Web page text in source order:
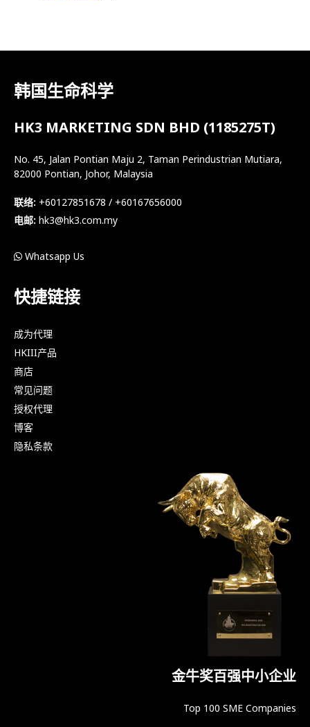
韩国生命科学
HK3 MARKETING SDN BHD (1185275T)
No. 45, Jalan Pontian Maju 2, Taman Perindustrian Mutiara,
82000 Pontian, Johor, Malaysia
联络: +60127851678 / +60167656000
电邮: hk3@hk3.com.my
Whatsapp Us
快捷链接
成为代理
HKIII产品
商店
常见问题
授权代理
博客
隐私条款
金牛奖百强中小企业
Top 100 SME Companies